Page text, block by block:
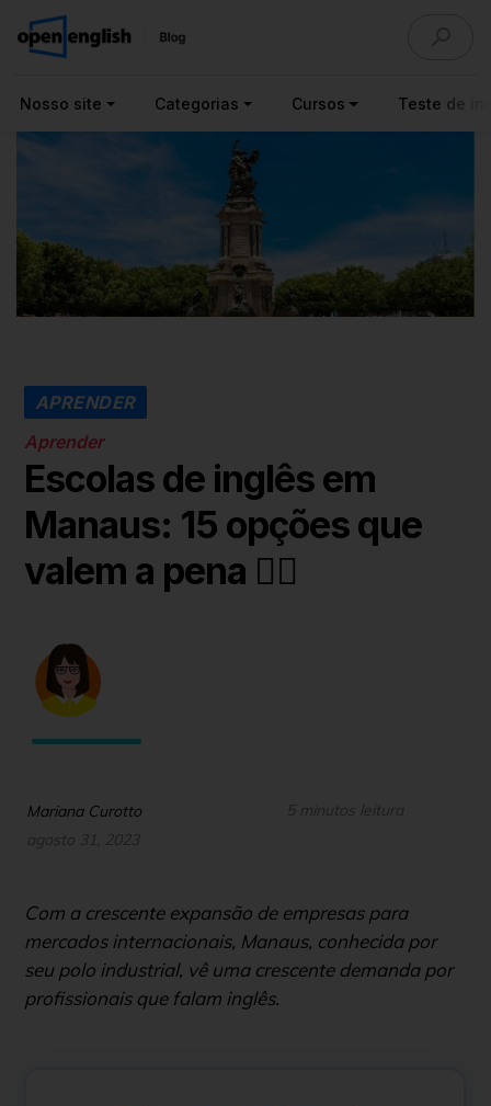
Nosso site Categorias Cursos Teste de
APRENDER
Aprender
Escolas de inglês em
Manaus: 15 opções que
valem a pena 👌🏻
Mariana Curotto
agosto 31, 2023
5 minutos leitura
Com a crescente expansão de empresas para
mercados internacionais, Manaus, conhecida por
seu polo industrial, vê uma crescente demanda por
profissionais que falam inglês.